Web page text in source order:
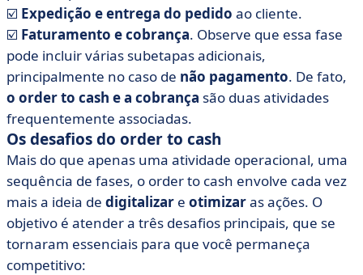
☑️ Expedição e entrega do pedido ao cliente.
☑️ Faturamento e cobrança. Observe que essa fase
pode incluir várias subetapas adicionais,
principalmente no caso de não pagamento. De fato,
o order to cash e a cobrança são duas atividades
frequentemente associadas.
Os desafios do order to cash
Mais do que apenas uma atividade operacional, uma
sequência de fases, o order to cash envolve cada vez
mais a ideia de digitalizar e otimizaras ações. O
objetivo é atender a três desafios principais, que se
tornaram essenciais para que você permaneça
competitivo: